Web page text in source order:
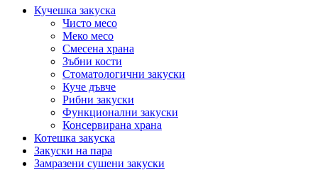
Кучешка закуска
Чисто месо
Меко месо
Смесена храна
Зъбни кости
Стоматологични закуски
Куче дъвче
Рибни закуски
Функционални закуски
Консервирана храна
Котешка закуска
Закуски на пара
Замразени сушени закуски